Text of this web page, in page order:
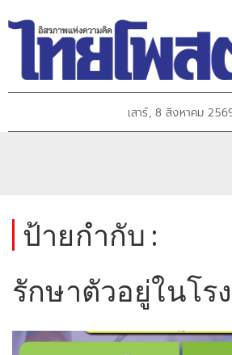
เสาร์, 8 สิงหาคม
ป้ายกำกับ :
รักษาตัวอยู่ในโร